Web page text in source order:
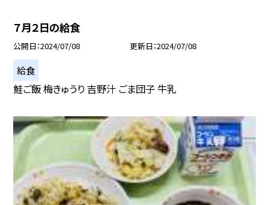
７月２日の給食
公開日 2024/07/08 更新日 2024/07/08
給食
鮭ご飯 梅きゅうり 吉野汁 ごま団子 牛乳